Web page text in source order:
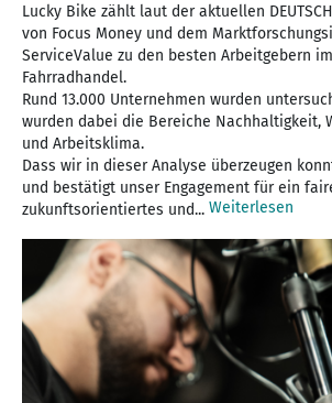
Lucky Bike zählt laut der aktuellen
von Focus Money und dem
ServiceValue zu den besten Arbeitgebern
Fahrradhandel.
Rund 13.000 Unternehmen wurden
wurden dabei die Bereiche Nachhaltigkeit,
und Arbeitsklima.
Dass wir in dieser Analyse überzeugen
und bestätigt unser Engagement für ein
zukunftsorientiertes und... Weiterlesen